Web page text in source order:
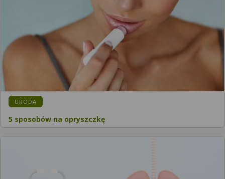
KATEGORIA:
URODA
5 sposobów na opryszczkę